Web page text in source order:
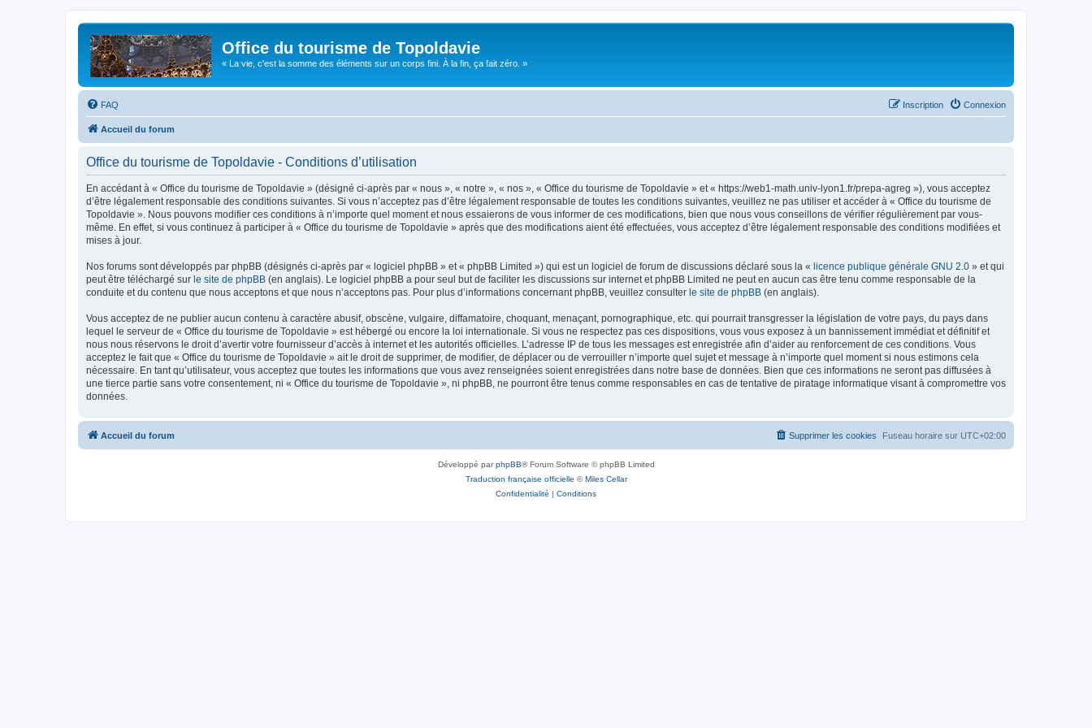
Office du tourisme de Topoldavie
« La vie, c'est la somme des éléments sur un corps fini. À la fin, ça fait zéro. »
FAQ Connexion
Inscription
Accueil du forum
Office du tourisme de Topoldavie - Conditions d’utilisation
En accédant à « Office du tourisme de Topoldavie » (désigné ci-après par « nous », « notre », « nos », « Office du tourisme de Topoldavie » et « https://web1-math.univ-lyon1.fr/prepa-agreg »), vous acceptez
d’être légalement responsable des conditions suivantes. Si vous n’acceptez pas d’être légalement responsable de toutes les conditions suivantes, veuillez ne pas utiliser et accéder à « Office du tourisme de
Topoldavie ». Nous pouvons modifier ces conditions à n’importe quel moment et nous essaierons de vous informer de ces modifications, bien que nous vous conseillons de vérifier régulièrement par vous-
même. En effet, si vous continuez à participer à « Office du tourisme de Topoldavie » après que des modifications aient été effectuées, vous acceptez d’être légalement responsable des conditions modifiées et
mises à jour.
Nos forums sont développés par phpBB (désignés ci-après par « logiciel phpBB » et « phpBB Limited ») qui est un logiciel de forum de discussions déclaré sous la « licence publique générale GNU 2.0 » et qui
peut être téléchargé sur le site de phpBB (en anglais). Le logiciel phpBB a pour seul but de faciliter les discussions sur internet et phpBB Limited ne peut en aucun cas être tenu comme responsable de la
conduite et du contenu que nous acceptons et que nous n’acceptons pas. Pour plus d’informations concernant phpBB, veuillez consulter le site de phpBB (en anglais).
Vous acceptez de ne publier aucun contenu à caractère abusif, obscène, vulgaire, diffamatoire, choquant, menaçant, pornographique, etc. qui pourrait transgresser la législation de votre pays, du pays dans
lequel le serveur de « Office du tourisme de Topoldavie » est hébergé ou encore la loi internationale. Si vous ne respectez pas ces dispositions, vous vous exposez à un bannissement immédiat et définitif et
nous nous réservons le droit d’avertir votre fournisseur d’accès à internet et les autorités officielles. L’adresse IP de tous les messages est enregistrée afin d’aider au renforcement de ces conditions. Vous
acceptez le fait que « Office du tourisme de Topoldavie » ait le droit de supprimer, de modifier, de déplacer ou de verrouiller n’importe quel sujet et message à n’importe quel moment si nous estimons cela
nécessaire. En tant qu’utilisateur, vous acceptez que toutes les informations que vous avez renseignées soient enregistrées dans notre base de données. Bien que ces informations ne seront pas diffusées à
une tierce partie sans votre consentement, ni « Office du tourisme de Topoldavie », ni phpBB, ne pourront être tenus comme responsables en cas de tentative de piratage informatique visant à compromettre vos
données.
Accueil du forum Fuseau horaire sur UTC+02:00
Supprimer les cookies
Développé parphpBB® Forum Software © phpBB Limited
Traduction française officielle ©Miles Cellar
Confidentialité | Conditions